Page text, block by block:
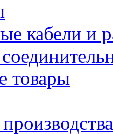
кабели и
товары